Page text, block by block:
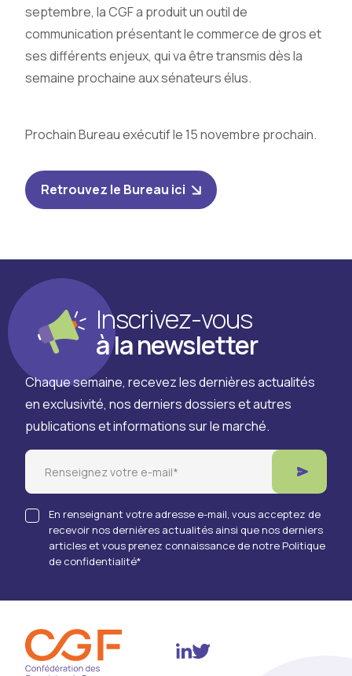
septembre, la CGF a produit un outil de
communication présentant le commerce de gros et
ses différents enjeux, qui va être transmis dès la
semaine prochaine aux sénateurs élus.
Prochain Bureau exécutif le 15 novembre prochain.
Retrouvez le Bureau ici
Inscrivez-vous
à la newsletter
Chaque semaine, recevez les dernières actualités
en exclusivité, nos derniers dossiers et autres
publications et informations sur le marché.
Email
En renseignant votre adresse e-mail, vous acceptez de
recevoir nos dernières actualités ainsi que nos derniers
articles et vous prenez connaissance de notre Politique
de confidentialité*
Twitter